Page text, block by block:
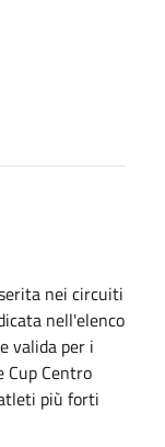
nei circuiti
nell'elenco
valida per i
Cup Centro
più forti